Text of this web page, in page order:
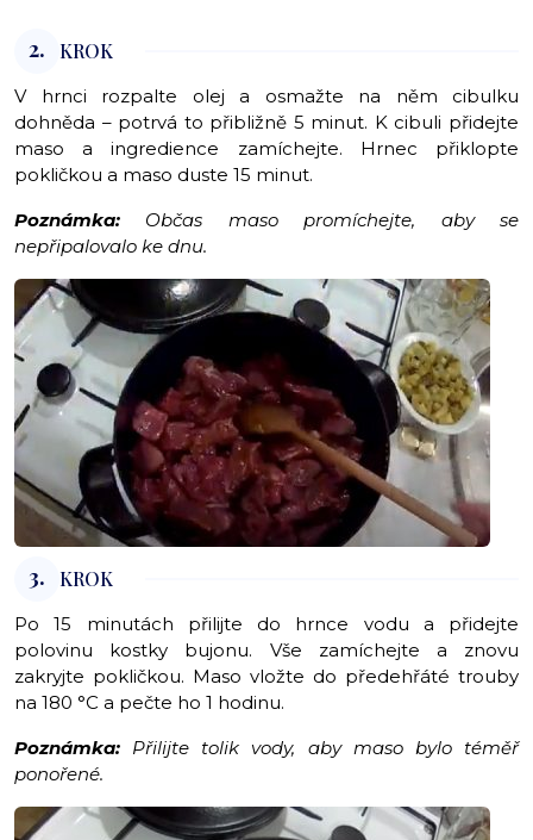
2. KROK
V hrnci rozpalte olej a osmažte na něm cibulku
dohněda – potrvá to přibližně 5 minut. K cibuli přidejte
maso a ingredience zamíchejte. Hrnec přiklopte
pokličkou a maso duste 15 minut.
Poznámka: Občas maso promíchejte, aby se
nepřipalovalo ke dnu.
3. KROK
Po 15 minutách přilijte do hrnce vodu a přidejte
polovinu kostky bujonu. Vše zamíchejte a znovu
zakryjte pokličkou. Maso vložte do předehřáté trouby
na 180 °C a pečte ho 1 hodinu.
Poznámka: Přilijte tolik vody, aby maso bylo téměř
ponořené.